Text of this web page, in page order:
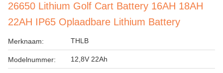
26650 Lithium Golf Cart Battery 16AH 18AH
22AH IP65 Oplaadbare Lithium Battery
Merknaam: THLB
Modelnummer: 12,8V 22Ah